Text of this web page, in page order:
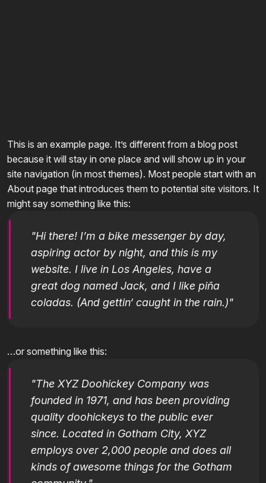
This is an example page. It’s different from a blog post
because it will stay in one place and will show up in your
site navigation (in most themes). Most people start with an
About page that introduces them to potential site visitors. It
might say something like this:
Hi there! I’m a bike messenger by day,
aspiring actor by night, and this is my
website. I live in Los Angeles, have a
great dog named Jack, and I like piña
coladas. (And gettin‘ caught in the rain.)
…or something like this:
The XYZ Doohickey Company was
founded in 1971, and has been providing
quality doohickeys to the public ever
since. Located in Gotham City, XYZ
employs over 2,000 people and does all
kinds of awesome things for the Gotham